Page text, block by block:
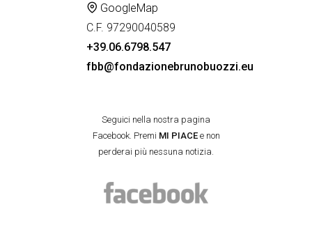
GoogleMap
C.F. 97290040589
+39.06.6798.547
fbb@fondazionebrunobuozzi.eu
Seguici nella nostra pagina
Facebook. Premi MI PIACEe non
perderai più nessuna notizia.